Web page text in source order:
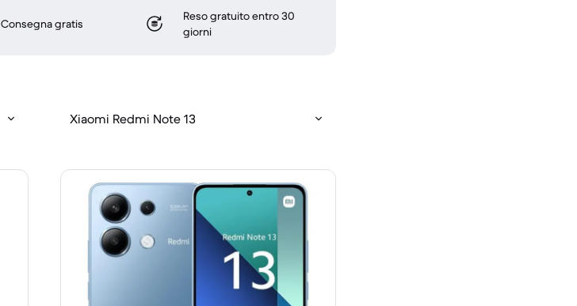
Consegna gratis
Reso gratuito entro 30
giorni
Xiaomi Redmi Note 13